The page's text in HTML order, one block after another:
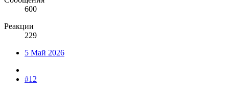
600
Реакции
229
5 Май 2026
#12